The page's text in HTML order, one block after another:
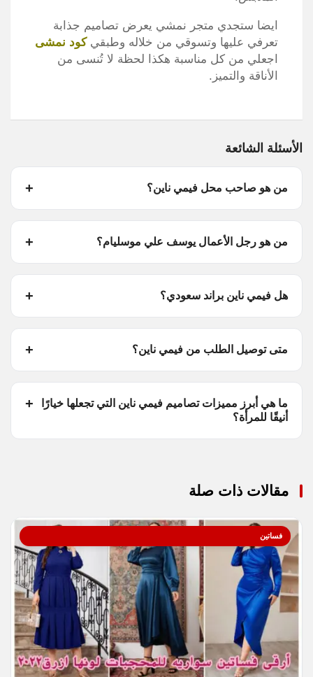
ايضا ستجدي متجر نمشي يعرض تصاميم جذابة
تعرفي عليها وتسوقي من خلاله وطبقيكود نمشى
اجعلي من كل مناسبة هكذا لحظة لا تُنسى من
الأناقة والتميز.
الأسئلة الشائعة
من هو صاحب محل فيمي ناين؟
من هو رجل الأعمال يوسف علي موسليام؟
هل فيمي ناين براند سعودي؟
متى توصيل الطلب من فيمي ناين؟
ما هي أبرز مميزات تصاميم فيمي ناين التي تجعلها خيارًا
أنيقًا للمرأة؟
مقالات ذات صلة
فساتين